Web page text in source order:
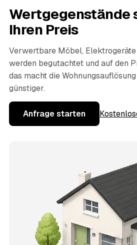
Wertgegenstände
Ihren Preis
Verwertbare Möbel,
werden begutachtet und auf den
das macht die
günstiger.
Anfrage starten